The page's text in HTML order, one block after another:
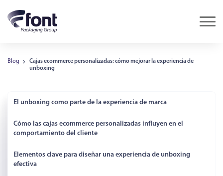
Blog
Cajas ecommerce personalizadas: cómo mejorar la experiencia de
unboxing
El unboxing como parte de la experiencia de marca
Cómo las cajas ecommerce personalizadas influyen en el
comportamiento del cliente
Elementos clave para diseñar una experiencia de unboxing
efectiva